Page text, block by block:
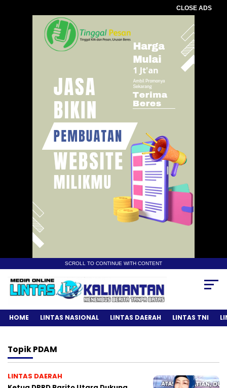
CLOSE ADS
SCROLL TO CONTINUE WITH CONTENT
HOME LINTAS NASIONAL LINTAS DAERAH LINTAS TNI
TopikPDAM
LINTAS DAERAH